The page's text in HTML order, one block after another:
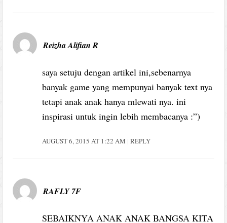
Reizha Alifian R
saya setuju dengan artikel ini,sebenarnya
banyak game yang mempunyai banyak text nya
tetapi anak anak hanya mlewati nya. ini
inspirasi untuk ingin lebih membacanya :”)
AUGUST 6, 2015 AT 1:22 AM REPLY
RAFLY 7F
SEBAIKNYA ANAK ANAK BANGSA KITA